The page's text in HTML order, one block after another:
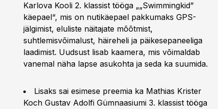
Karlova Kooli 2. klassist tööga „„Swimmingkid”
käepael“, mis on nutikäepael pakkumaks GPS-
jälgimist, eluliste näitajate mõõtmist,
suhtlemisvõimalust, häireheli ja päikesepaneeliga
laadimist. Uudsust lisab kaamera, mis võimaldab
vanemal näha lapse asukohta ja seda ka suumida.
Lisaks sai esimese preemia ka Mathias Krister
Koch Gustav Adolfi Gümnaasiumi 3. klassist tööga